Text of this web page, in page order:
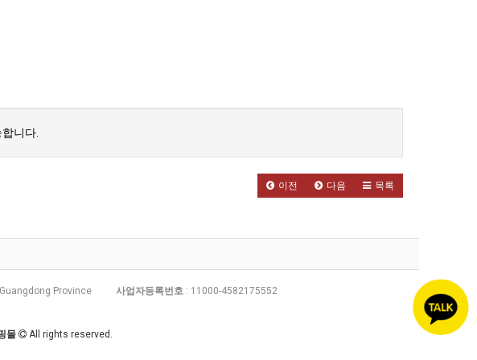
니다.
이전 다음 목록
Province 사업자등록번호 : 11000-4582175552
몰 All rights reserved.